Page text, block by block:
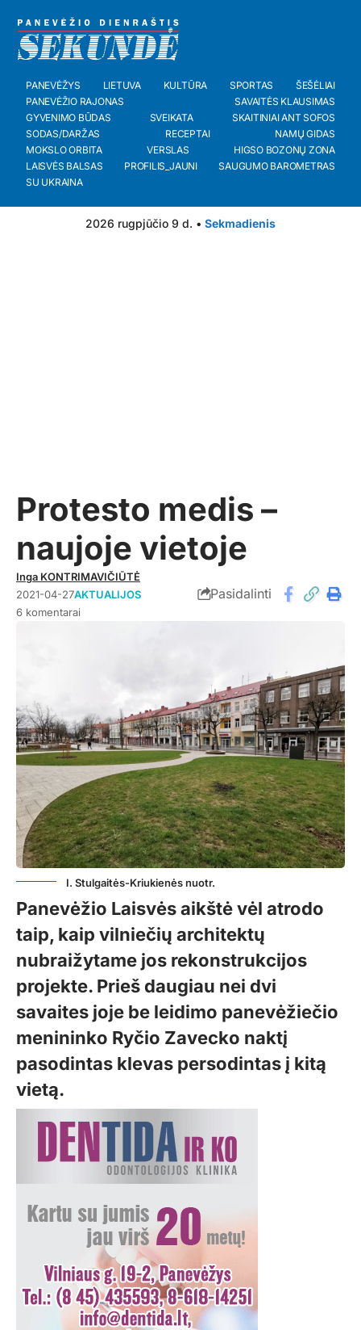
PANEVĖŽYS LIETUVA KULTŪRA SPORTAS
ŠEŠĖLIAI
PANEVĖŽIO RAJONAS
SAVAITĖS KLAUSIMAS
GYVENIMO BŪDAS
SVEIKATA
SKAITINIAI ANT SOFOS
SODAS/DARŽAS
RECEPTAI
NAMŲ GIDAS
MOKSLO ORBITA
VERSLAS
HIGSO BOZONŲ ZONA
LAISVĖS BALSAS
PROFILIS_JAUNI
SAUGUMO BAROMETRAS
SU UKRAINA
2026 rugpjūčio 9 d. • Sekmadienis
Protesto medis –
naujoje vietoje
Inga KONTRIMAVIČIŪTĖ
2021-04-27AKTUALIJOS
6 komentarai
Pasidalinti
I. Stulgaitės-Kriukienės nuotr.
Panevėžio Laisvės aikštė vėl atrodo
taip, kaip vilniečių architektų
nubraižytame jos rekonstrukcijos
projekte. Prieš daugiau nei dvi
savaites joje be leidimo panevėžiečio
menininko Ryčio Zavecko naktį
pasodintas klevas persodintas į kitą
vietą.